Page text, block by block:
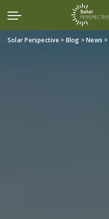
Solar Perspective> Blog >News >